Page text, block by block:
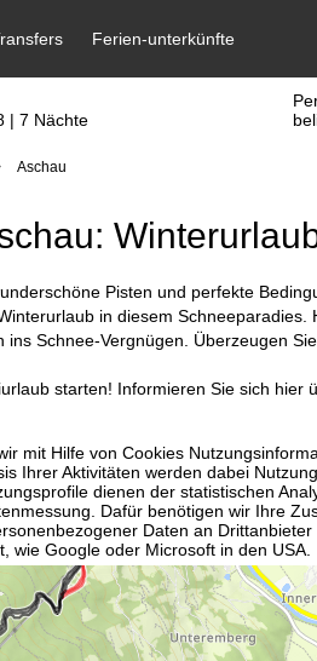
mit Hilfe von Cookies
Ihrer Aktivitäten werden dabei
dienen der statistischen
Dafür benötigen wir Ihre
Daten an
wie Google oder Microsoft in den USA.
Sie den Einsatz von nicht
verwenden wir nur technisch und zur
die Möglichkeit zur Änderung Ihrer
| 7 Nächte
Aschau
Pisten und perfekte
in diesem
Schnee-Vergnügen. Überzeugen
starten! Informieren Sie sich